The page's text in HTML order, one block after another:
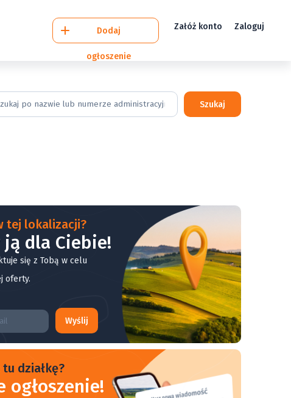
Dodaj
ogłoszenie
Załóż konto Zaloguj
Szukaj
tej lokalizacji?
dla Ciebie!
się z Tobą w celu
oferty.
Wyślij
działkę?
ogłoszenie!